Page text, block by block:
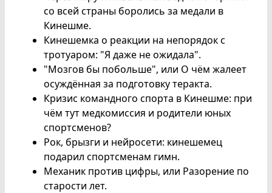
со всей страны боролись за медали в
Кинешме.
Кинешемка о реакции на непорядок с
тротуаром: "Я даже не ожидала".
"Мозгов бы побольше", или О чём жалеет
осуждённая за подготовку теракта.
Кризис командного спорта в Кинешме: при
чём тут медкомиссия и родители юных
спортсменов?
Рок, брызги и нейросети: кинешемец
подарил спортсменам гимн.
Механик против цифры, или Разорение по
старости лет.